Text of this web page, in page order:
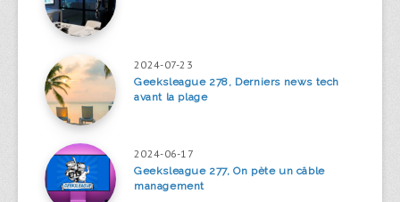
2024-07-23
Geeksleague 278, Derniers news tech
avant la plage
2024-06-17
Geeksleague 277, On pète un câble
management